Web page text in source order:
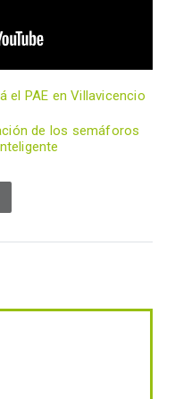
el PAE en Villavicencio
de los semáforos